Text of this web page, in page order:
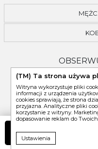
DO
(TM) Ta strona używa
Witryna wykorzystuje pliki
informacji z urządzenia
cookies sprawiają, że strona
przyjazna. Analityczne pliki
korzystanie z witryny.
dopasowanie reklam do
Ustawienia